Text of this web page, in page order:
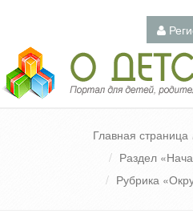
Педагогический портал «О
Главная страница
Раздел
Рубрика